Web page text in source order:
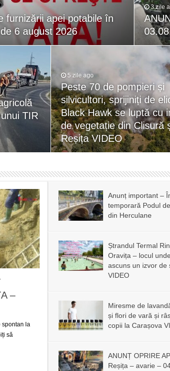
furnizării apei potabile în
6 august 2026
3 zile
TIR
5 zile ago
Peste 70 de pompieri și
silvicultori, sprijiniți de
Black Hawk se luptă cu
de vegetație din Clisură
Reșița VIDEO
–
spontan la
să
Anunț important –
temporară Podul
din Herculane
Ștrandul Termal
Oravița – locul
ascuns un izvor de
VIDEO
Miresme de
și flori de vară și
copii la Carașova
ANUNȚ OPRIRE
Reșița – avarie –